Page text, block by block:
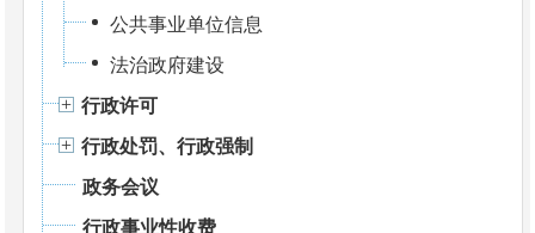
公共事业单位信息
法治政府建设
行政许可
行政处罚、行政强制
政务会议
行政事业性收费